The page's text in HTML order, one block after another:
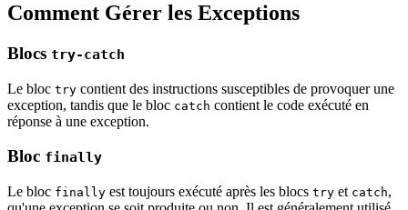
Comment Gérer les Exceptions
Blocs try-catch
Le bloc try contient des instructions susceptibles de provoquer une
exception, tandis que le bloc catch contient le code exécuté en
réponse à une exception.
Bloc finally
Le bloc finally est toujours exécuté après les blocs try et catch,